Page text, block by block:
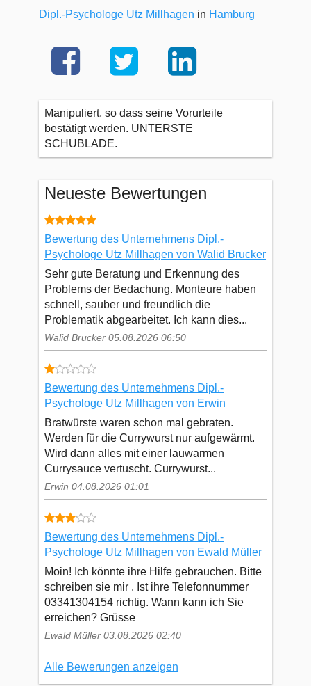
Dipl.-Psychologe Utz Millhagen in Hamburg
Manipuliert, so dass seine Vorurteile
bestätigt werden. UNTERSTE
SCHUBLADE.
Neueste Bewertungen
Bewertung des Unternehmens Dipl.-
Psychologe Utz Millhagen von Walid Brucker
Sehr gute Beratung und Erkennung des
Problems der Bedachung. Monteure haben
schnell, sauber und freundlich die
Problematik abgearbeitet. Ich kann dies...
Walid Brucker 05.08.2026 06:50
Bewertung des Unternehmens Dipl.-
Psychologe Utz Millhagen von Erwin
Bratwürste waren schon mal gebraten.
Werden für die Currywurst nur aufgewärmt.
Wird dann alles mit einer lauwarmen
Currysauce vertuscht. Currywurst...
Erwin 04.08.2026 01:01
Bewertung des Unternehmens Dipl.-
Psychologe Utz Millhagen von Ewald Müller
Moin! Ich könnte ihre Hilfe gebrauchen. Bitte
schreiben sie mir . Ist ihre Telefonnummer
03341304154 richtig. Wann kann ich Sie
erreichen? Grüsse
Ewald Müller 03.08.2026 02:40
Alle Bewerungen anzeigen